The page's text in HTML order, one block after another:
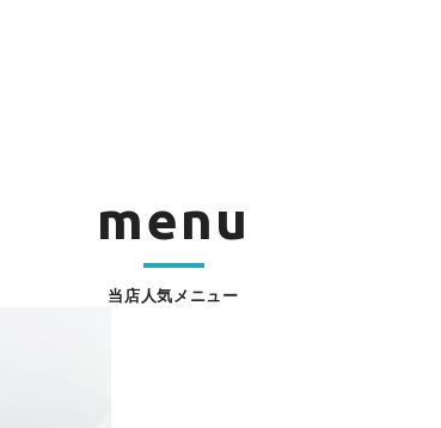
menu
当店人気メニュー